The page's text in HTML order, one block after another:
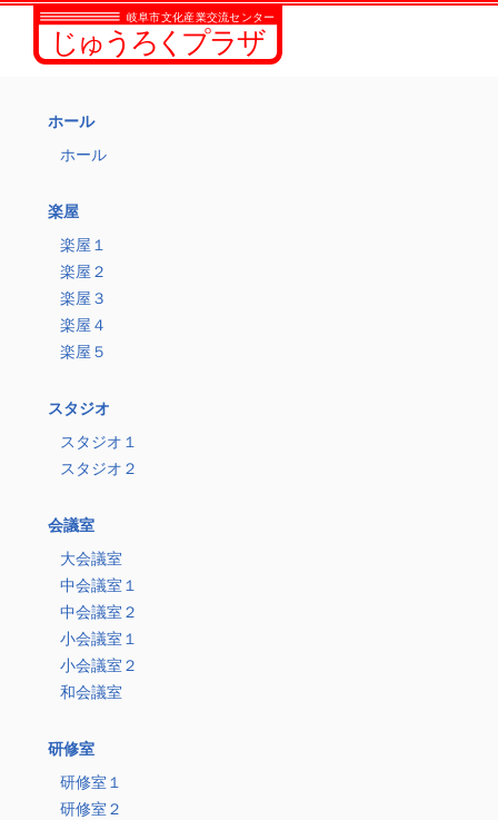
ホール
ホール
楽屋
楽屋１
楽屋２
楽屋３
楽屋４
楽屋５
スタジオ
スタジオ１
スタジオ２
会議室
大会議室
中会議室１
中会議室２
小会議室１
小会議室２
和会議室
研修室
研修室１
研修室２